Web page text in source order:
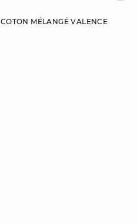
MÉLANGÉ VALENCE